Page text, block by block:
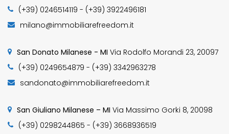
(+39) 0246514119 - (+39) 3922496181
milano@immobiliarefreedom.it
San Donato Milanese - MI Via Rodolfo Morandi 23, 20097
(+39) 0249654879 - (+39) 3342963278
sandonato@immobiliarefreedom.it
San Giuliano Milanese – MI Via Massimo Gorki 8, 20098
(+39) 0298244865 - (+39) 3668936519